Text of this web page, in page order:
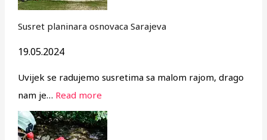
Susret planinara osnovaca Sarajeva
19.05.2024
Uvijek se radujemo susretima sa malom rajom, drago
nam je… Read more